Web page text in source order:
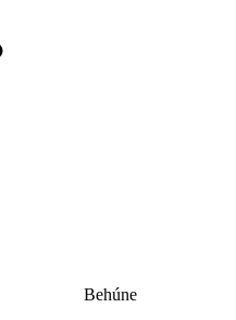
Behúne